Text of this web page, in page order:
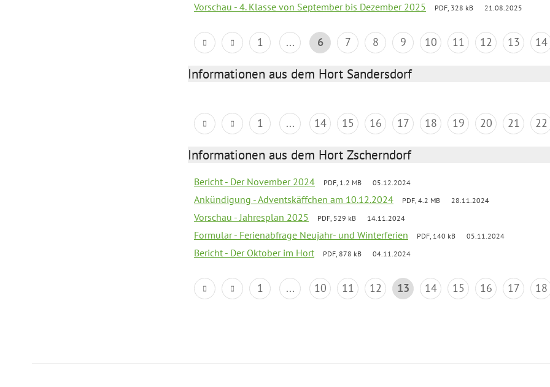
Vorschau - 4. Klasse von September bis Dezember 2025 PDF, 328 kB 21.08.2025
1 ... 6 7 8 9 10 11 12 13 14
Informationen aus dem Hort Sandersdorf
1 ... 14 15 16 17 18 19 20 21 22
Informationen aus dem Hort Zscherndorf
Bericht - Der November 2024 PDF, 1.2 MB 05.12.2024
Ankündigung - Adventskäffchen am 10.12.2024 PDF, 4.2 MB 28.11.2024
Vorschau - Jahresplan 2025 PDF, 529 kB 14.11.2024
Formular - Ferienabfrage Neujahr- und Winterferien PDF, 140 kB 05.11.2024
Bericht - Der Oktober im Hort PDF, 878 kB 04.11.2024
1 ... 10 11 12 13 14 15 16 17 18